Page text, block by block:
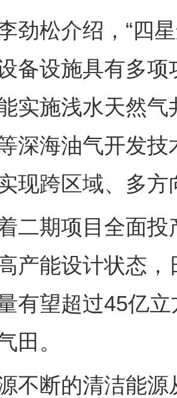
松介绍，“四星
备设施具有多
实施浅水天然
深海油气开发
现跨区域、多
期项目全面投
产能设计状态
有望超过45亿
田。
断的清洁能源